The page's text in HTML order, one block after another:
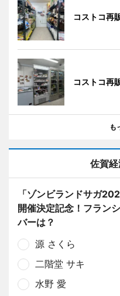
コストコ再
コストコ再
も
佐賀
「ゾンビランドサガ
開催決定記念！フラン
バーは？
源 さくら
二階堂 サキ
水野 愛